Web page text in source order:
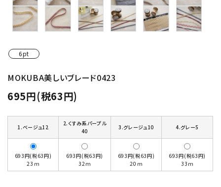
コンテンツ
お問い合わせ
6pt
MOKUBA美しいブレード0423
695円(税63円)
1.ベージュ12
2.くすみ系パープル
40
3.グレージュ10 4.グレー5
693円(税63円)
23ｍ
693円(税63円)
32ｍ
693円(税63円)
20ｍ
693円(税63円)
33ｍ